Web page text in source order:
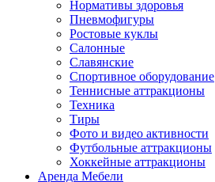
Нормативы здоровья
Пневмофигуры
Ростовые куклы
Салонные
Славянские
Спортивное оборудование
Теннисные аттракционы
Техника
Тиры
Фото и видео активности
Футбольные аттракционы
Хоккейные аттракционы
Аренда Мебели